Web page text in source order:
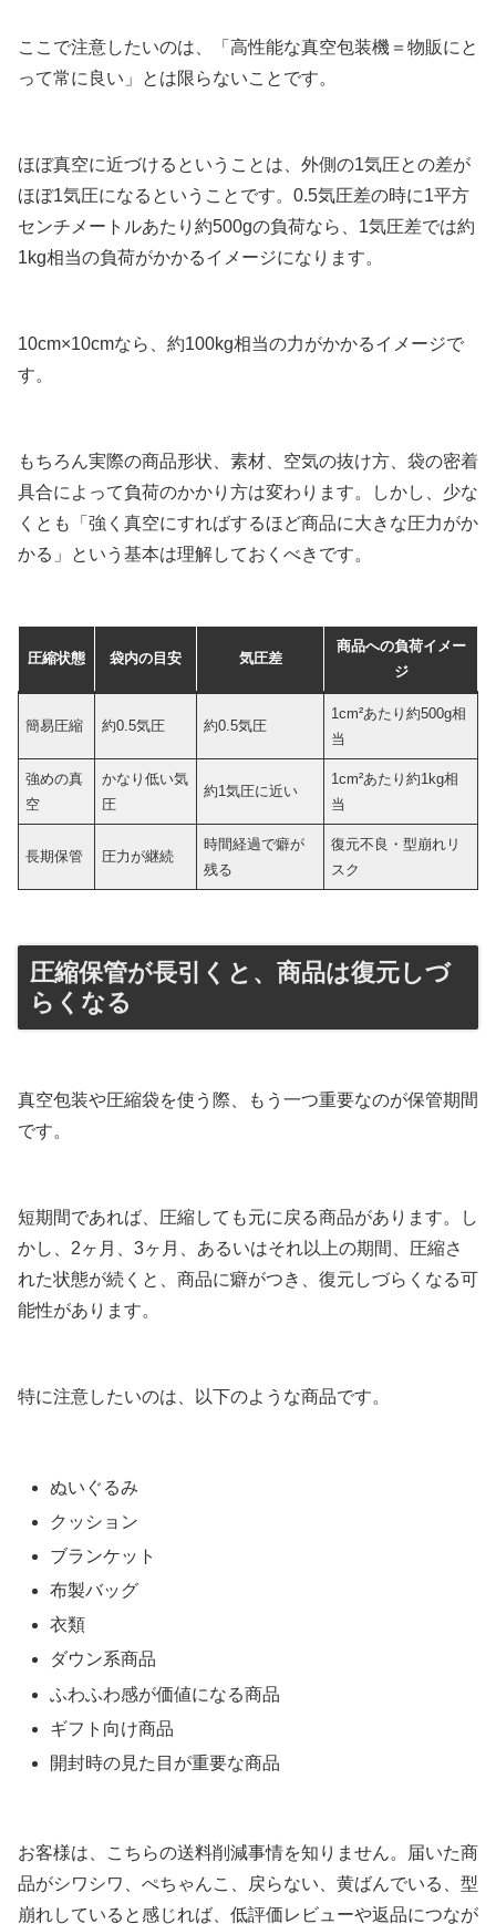
ここで注意したいのは、「高性能な真空包装機＝物販にと
って常に良い」とは限らないことです。
ほぼ真空に近づけるということは、外側の1気圧との差が
ほぼ1気圧になるということです。0.5気圧差の時に1平方
センチメートルあたり約500gの負荷なら、1気圧差では約
1kg相当の負荷がかかるイメージになります。
10cm×10cmなら、約100kg相当の力がかかるイメージで
す。
もちろん実際の商品形状、素材、空気の抜け方、袋の密着
具合によって負荷のかかり方は変わります。しかし、少な
くとも「強く真空にすればするほど商品に大きな圧力がか
かる」という基本は理解しておくべきです。
圧縮状態 袋内の目安 気圧差
商品への負荷イメー
ジ
簡易圧縮 約0.5気圧 約0.5気圧
1cm²あたり約500g相
当
強めの真
空
かなり低い気
圧
約1気圧に近い
1cm²あたり約1kg相
当
長期保管 圧力が継続
時間経過で癖が
残る
復元不良・型崩れリ
スク
圧縮保管が長引くと、商品は復元しづ
らくなる
真空包装や圧縮袋を使う際、もう一つ重要なのが保管期間
です。
短期間であれば、圧縮しても元に戻る商品があります。し
かし、2ヶ月、3ヶ月、あるいはそれ以上の期間、圧縮さ
れた状態が続くと、商品に癖がつき、復元しづらくなる可
能性があります。
特に注意したいのは、以下のような商品です。
ぬいぐるみ
クッション
ブランケット
布製バッグ
衣類
ダウン系商品
ふわふわ感が価値になる商品
ギフト向け商品
開封時の見た目が重要な商品
お客様は、こちらの送料削減事情を知りません。届いた商
品がシワシワ、ぺちゃんこ、戻らない、黄ばんでいる、型
崩れしていると感じれば、低評価レビューや返品につなが